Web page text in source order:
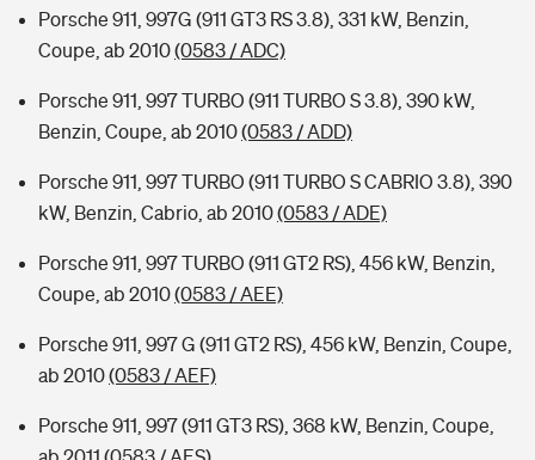
Porsche 911, 997G (911 GT3 RS 3.8), 331 kW, Benzin,
Coupe, ab 2010(0583 / ADC)
Porsche 911, 997 TURBO (911 TURBO S 3.8), 390 kW,
Benzin, Coupe, ab 2010(0583 / ADD)
Porsche 911, 997 TURBO (911 TURBO S CABRIO 3.8), 390
kW, Benzin, Cabrio, ab 2010(0583 / ADE)
Porsche 911, 997 TURBO (911 GT2 RS), 456 kW, Benzin,
Coupe, ab 2010(0583 / AEE)
Porsche 911, 997 G (911 GT2 RS), 456 kW, Benzin, Coupe,
ab 2010(0583 / AEF)
Porsche 911, 997 (911 GT3 RS), 368 kW, Benzin, Coupe,